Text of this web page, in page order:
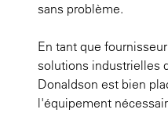
sans problème.
En tant que
solutions industrielles
Donaldson est bien
l'équipement